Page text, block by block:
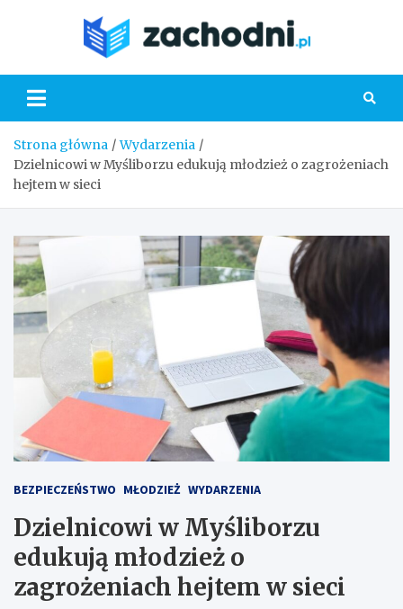
Strona główna
Wydarzenia
Dzielnicowi w Myśliborzu edukują młodzież o zagrożeniach
hejtem w sieci
BEZPIECZEŃSTWO MŁODZIEŻ WYDARZENIA
Dzielnicowi w Myśliborzu
edukują młodzież o
zagrożeniach hejtem w sieci